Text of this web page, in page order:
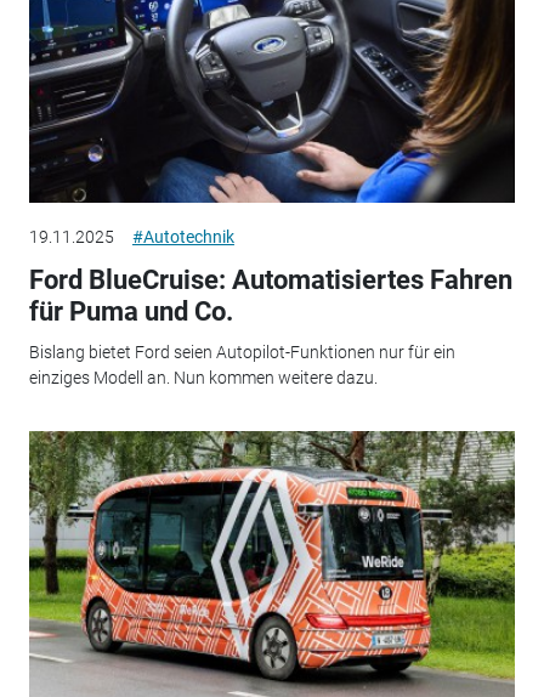
19.11.2025 #Autotechnik
Ford BlueCruise: Automatisiertes Fahren
für Puma und Co.
Bislang bietet Ford seien Autopilot-Funktionen nur für ein
einziges Modell an. Nun kommen weitere dazu.